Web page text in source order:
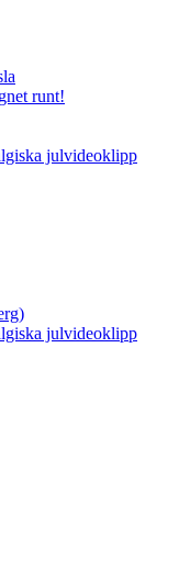
runt!
julvideoklipp
julvideoklipp